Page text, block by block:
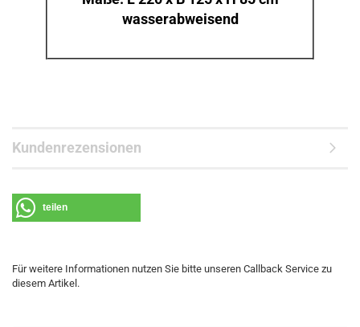
wasserabweisend
Kundenrezensionen
teilen
Für weitere Informationen nutzen Sie bitte unseren Callback Service zu
diesem Artikel.